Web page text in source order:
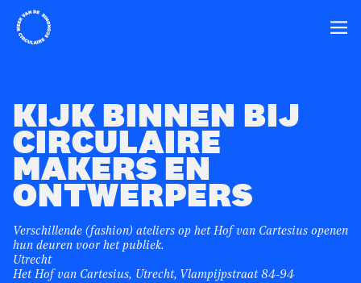
Home
KIJK BINNEN BIJ
CIRCULAIRE
MAKERS EN
ONTWERPERS
Verschillende (fashion) ateliers op het Hof van Cartesius openen
hun deuren voor het publiek.
Utrecht
Het Hof van Cartesius, Utrecht, Vlampijpstraat 84-94